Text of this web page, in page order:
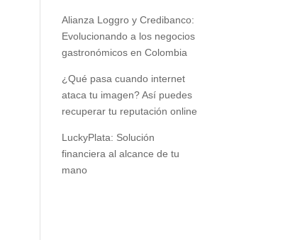
Alianza Loggro y Credibanco:
Evolucionando a los negocios
gastronómicos en Colombia
¿Qué pasa cuando internet
ataca tu imagen? Así puedes
recuperar tu reputación online
LuckyPlata: Solución
financiera al alcance de tu
mano